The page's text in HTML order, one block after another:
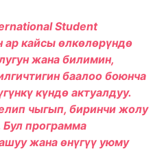
Student
ар кайсы өлкөлөрүндө
жана билимин,
баалоо боюнча
күндө актуалдуу.
чыгып, биринчи жолу
программа
жана өнүгүү уюму